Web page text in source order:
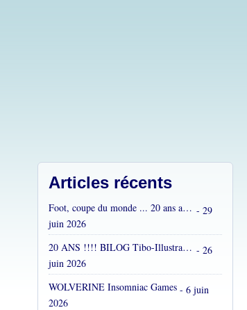
Articles récents
Foot, coupe du monde ... 20 ans après... - 29
juin 2026
20 ANS !!!! BILOG Tibo-Illustrations !! C'est fou ! - 26
juin 2026
WOLVERINE Insomniac Games - 6 juin
2026